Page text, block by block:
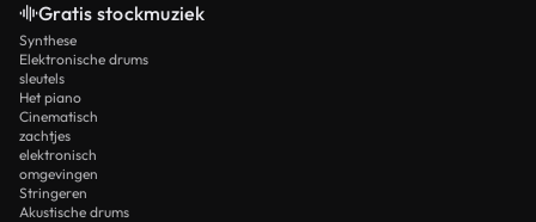
Gratis stockmuziek
Synthese
Elektronische drums
sleutels
Het piano
Cinematisch
zachtjes
elektronisch
omgevingen
Stringeren
Akustische drums